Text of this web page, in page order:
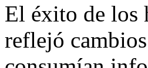
El éxito de los
reflejó